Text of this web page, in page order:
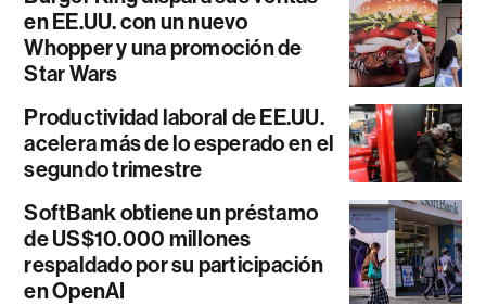
en EE.UU. con un nuevo
Whopper y una promoción de
Star Wars
Productividad laboral de EE.UU.
acelera más de lo esperado en el
segundo trimestre
SoftBank obtiene un préstamo
de US$10.000 millones
respaldado por su participación
en OpenAI